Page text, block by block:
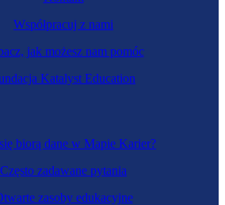
biorą dane w Mapie Karier?
Często zadawane pytania
zasoby edukacyjne
Współpracuj z nami
jak możesz nam pomóc
Katalyst Education